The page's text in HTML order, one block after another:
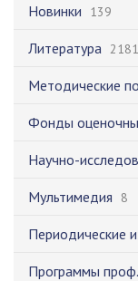
Новинки 139
Литература 2181
Методические
Фонды
Научно-
Мультимедия 8
Периодические
Программы